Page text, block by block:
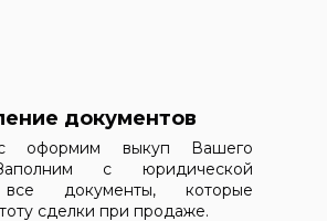
выкуп Вашего
с юридической
все документы, которые
сделки при продаже.
документов